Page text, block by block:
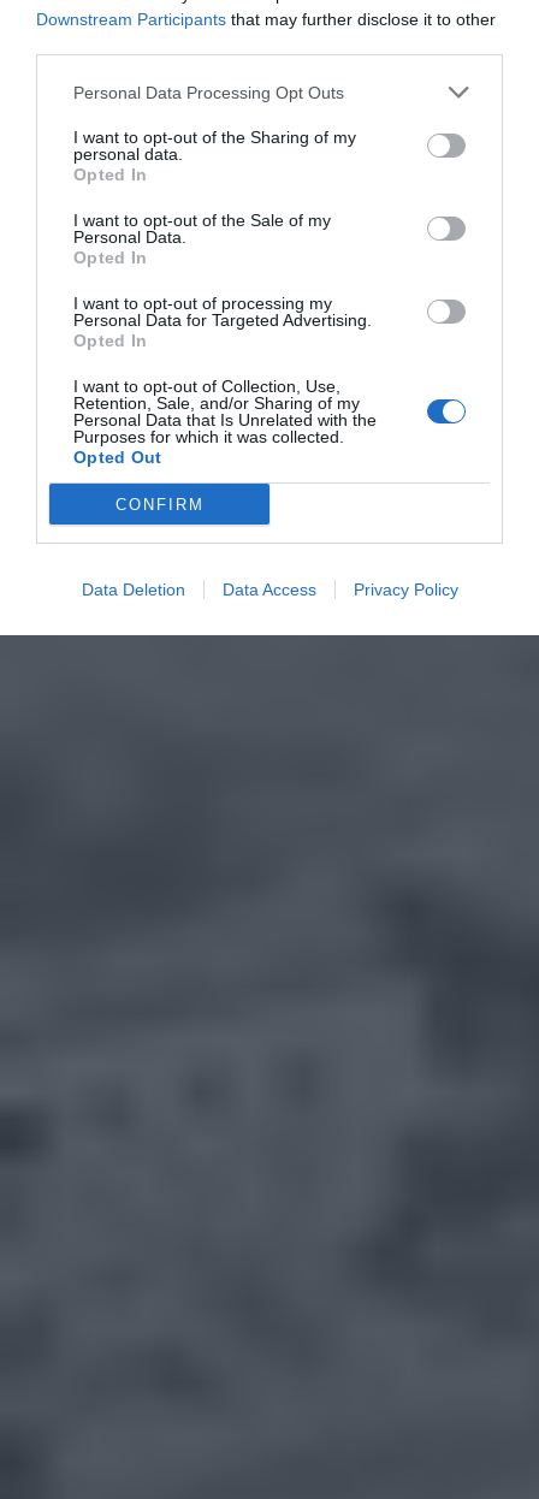
Downstream Participants that may further disclose it to other
Personal Data Processing Opt Outs
I want to opt-out of the Sharing of my
personal data.
Opted In
I want to opt-out of the Sale of my
Personal Data.
Opted In
I want to opt-out of processing my
Personal Data for Targeted Advertising.
Opted In
I want to opt-out of Collection, Use,
Retention, Sale, and/or Sharing of my
Personal Data that Is Unrelated with the
Purposes for which it was collected.
Opted Out
CONFIRM
Data Deletion Data Access Privacy Policy